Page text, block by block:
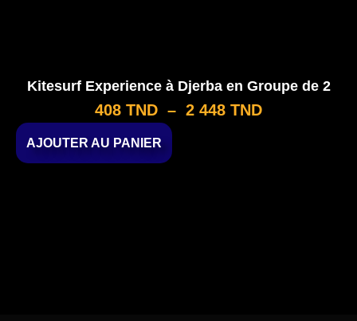
Kitesurf Experience à Djerba en Groupe de 2
408 TND – 2 448 TND
AJOUTER AU PANIER